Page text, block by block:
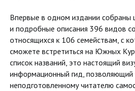
Впервые в одном издании собраны
и подробные описания 396 видов
относящихся к 106 семействам, с
сможете встретиться на Южных
список названий, это настоящий
информационный гид,
неподготовленному читателю